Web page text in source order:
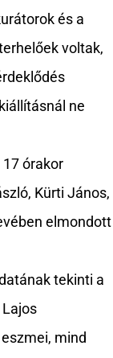
és a
voltak,
ne
órakor
Kürti János,
elmondott
tekinti a
mind